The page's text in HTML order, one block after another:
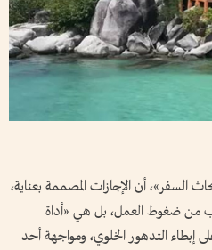
السفر»، أن الإجازات المصممة بعناية،
من ضغوط العمل، بل هي «أداة
إبطاء التدهور الخلوي، ومواجهة أحد